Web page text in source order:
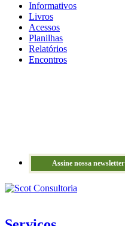
Informativos
Livros
Acessos
Planilhas
Relatórios
Encontros
Assine nossa newsletter